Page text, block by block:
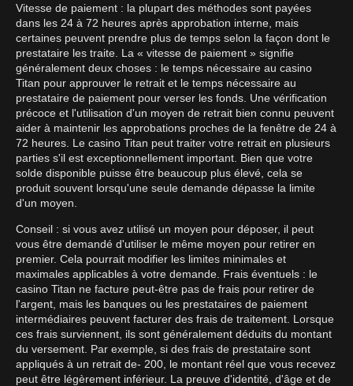
Vitesse de paiement : la plupart des méthodes sont payées
dans les 24 à 72 heures après approbation interne, mais
certaines peuvent prendre plus de temps selon la façon dont le
prestataire les traite. La « vitesse de paiement » signifie
généralement deux choses : le temps nécessaire au casino
Titan pour approuver le retrait et le temps nécessaire au
prestataire de paiement pour verser les fonds. Une vérification
précoce et l'utilisation d'un moyen de retrait bien connu peuvent
aider à maintenir les approbations proches de la fenêtre de 24 à
72 heures. Le casino Titan peut traiter votre retrait en plusieurs
parties s'il est exceptionnellement important. Bien que votre
solde disponible puisse être beaucoup plus élevé, cela se
produit souvent lorsqu'une seule demande dépasse la limite
d'un moyen.
Conseil : si vous avez utilisé un moyen pour déposer, il peut
vous être demandé d'utiliser le même moyen pour retirer en
premier. Cela pourrait modifier les limites minimales et
maximales applicables à votre demande. Frais éventuels : le
casino Titan ne facture peut-être pas de frais pour retirer de
l'argent, mais les banques ou les prestataires de paiement
intermédiaires peuvent facturer des frais de traitement. Lorsque
ces frais surviennent, ils sont généralement déduits du montant
du versement. Par exemple, si des frais de prestataire sont
appliqués à un retrait de- 200, le montant réel que vous recevez
peut être légèrement inférieur. La preuve d'identité, d'âge et de